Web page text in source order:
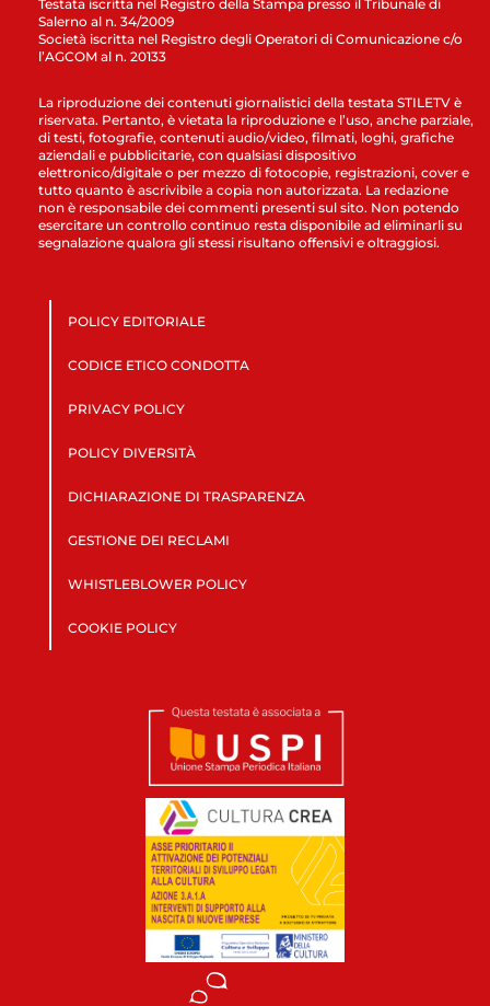
Testata iscritta nel Registro della Stampa presso il Tribunale di
Salerno al n. 34/2009
Società iscritta nel Registro degli Operatori di Comunicazione c/o
l’AGCOM al n. 20133
La riproduzione dei contenuti giornalistici della testata STILETV è
riservata. Pertanto, è vietata la riproduzione e l’uso, anche parziale,
di testi, fotografie, contenuti audio/video, filmati, loghi, grafiche
aziendali e pubblicitarie, con qualsiasi dispositivo
elettronico/digitale o per mezzo di fotocopie, registrazioni, cover e
tutto quanto è ascrivibile a copia non autorizzata. La redazione
non è responsabile dei commenti presenti sul sito. Non potendo
esercitare un controllo continuo resta disponibile ad eliminarli su
segnalazione qualora gli stessi risultano offensivi e oltraggiosi.
POLICY EDITORIALE
CODICE ETICO CONDOTTA
PRIVACY POLICY
POLICY DIVERSITÀ
DICHIARAZIONE DI TRASPARENZA
GESTIONE DEI RECLAMI
WHISTLEBLOWER POLICY
COOKIE POLICY